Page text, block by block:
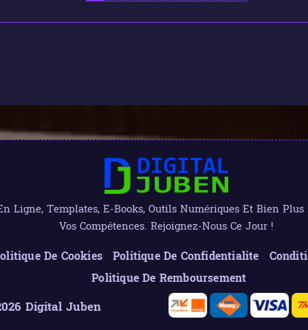
Ligne, Templates, E-Books, Outils Numériques Et Bien
Vos Compétences. Rejoignez-Nous Ce Jour !
De Cookies Politique De Confidentialite
Politique De Remboursement
Digital Juben